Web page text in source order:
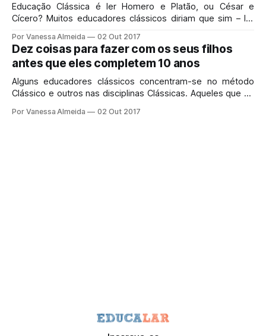
Educação Clássica é ler Homero e Platão, ou César e
Cícero? Muitos educadores clássicos diriam que sim – ler
Mas será que um foco descontrolado sobre a literatura
clássica – grega e romana – nos leva a Cristo?
Por Vanessa Almeida 02 Out 2017
Dez coisas para fazer com os seus filhos
antes que eles completem 10 anos
Alguns educadores clássicos concentram-se no método
Clássico e outros nas disciplinas Clássicas. Aqueles que se
querer entrar nas acadêmicas o mais cedo possível.
Por Vanessa Almeida 02 Out 2017